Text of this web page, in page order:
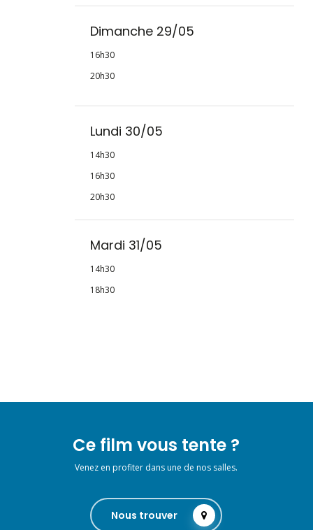
Dimanche 29/05
16h30
20h30
Lundi 30/05
14h30
16h30
20h30
Mardi 31/05
14h30
18h30
Ce film vous tente ?
Venez en profiter dans une de nos salles.
Nous trouver